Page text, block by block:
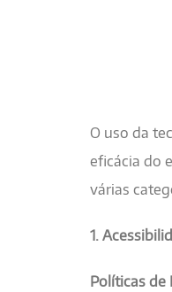
O uso da
eficácia do
várias
1.
Políticas de